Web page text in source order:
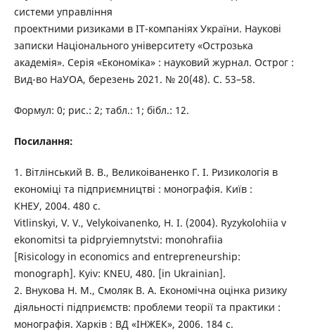
системи управління
проектними ризиками в ІТ-компаніях України. Наукові
записки Національного університету «Острозька
академія». Серія «Економіка» : науковий журнал. Острог :
Вид-во НаУОА, березень 2021. № 20(48). С. 53–58.
Формул: 0; рис.: 2; табл.: 1; бібл.: 12.
Посилання:
1. Вітлінський В. В., Великоіваненко Г. І. Ризикологія в
економіці та підприємництві : монографія. Київ :
КНЕУ, 2004. 480 с.
Vitlinskyi, V. V., Velykoivanenko, H. I. (2004). Ryzykolohiia v
ekonomitsi ta pidpryiemnytstvi: monohrafiia
[Risicology in economics and entrepreneurship:
monograph]. Kyiv: KNEU, 480. [in Ukrainian].
2. Внукова Н. М., Смоляк В. А. Економічна оцінка ризику
діяльності підприємств: проблеми теорії та практики :
монографія. Xарків : ВД «ІНЖЕК», 2006. 184 с.